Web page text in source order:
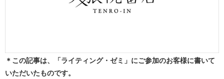
＊この記事は、「ライティング・ゼミ」にご参加のお客様に書いて
いただいたものです。